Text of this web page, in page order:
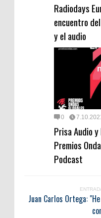
Radiodays
encuentro
y el audio
0
Prisa Audio y
Premios
Podcast
Juan Carlos Ortega: